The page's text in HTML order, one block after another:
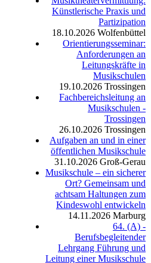
Künstlerische Praxis und
Partizipation
18.10.2026 Wolfenbüttel
Orientierungsseminar:
Anforderungen an
Leitungskräfte in
Musikschulen
19.10.2026 Trossingen
Fachbereichsleitung an
Musikschulen -
Trossingen
26.10.2026 Trossingen
Aufgaben an und in einer
öffentlichen Musikschule
31.10.2026 Groß-Gerau
Musikschule – ein sicherer
Ort? Gemeinsam und
achtsam Haltungen zum
Kindeswohl entwickeln
14.11.2026 Marburg
64. (A) -
Berufsbegleitender
Lehrgang Führung und
Leitung einer Musikschule